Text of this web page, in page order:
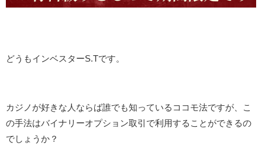
どうもインベスターS.Tです。
カジノが好きな人ならば誰でも知っているココモ法ですが、こ
の手法はバイナリーオプション取引で利用することができるの
でしょうか？